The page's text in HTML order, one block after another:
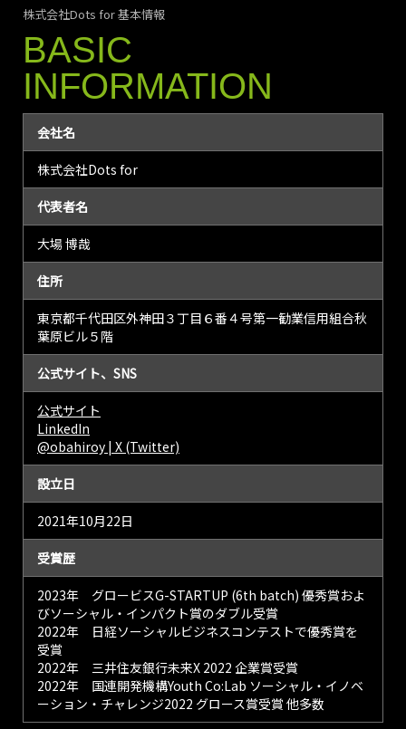
株式会社Dots for 基本情報
BASIC
INFORMATION
会社名
株式会社Dots for
代表者名
大場 博哉
住所
東京都千代田区外神田３丁目６番４号第一勧業信用組合秋
葉原ビル５階
公式サイト、SNS
公式サイト
LinkedIn
@obahiroy | X (Twitter)
設立日
2021年10月22日
受賞歴
2023年 グロービスG-STARTUP (6th batch) 優秀賞およ
びソーシャル・インパクト賞のダブル受賞
2022年 日経ソーシャルビジネスコンテストで優秀賞を
受賞
2022年 三井住友銀行未来X 2022 企業賞受賞
2022年 国連開発機構Youth Co:Lab ソーシャル・イノベ
ーション・チャレンジ2022 グロース賞受賞 他多数